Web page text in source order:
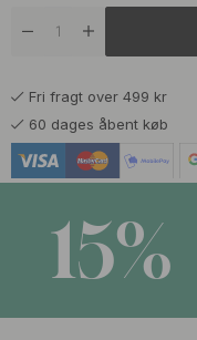
Poleret Messing
Fri fragt over 499 kr
60 dages åbent køb
15%